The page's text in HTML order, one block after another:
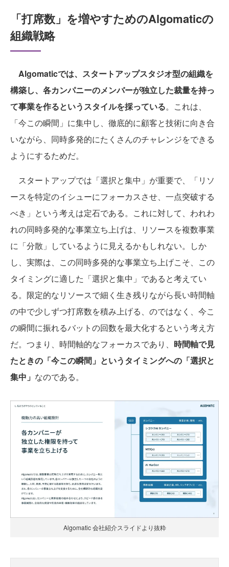
「打席数」を増やすためのAlgomaticの
組織戦略
Algomaticでは、スタートアップスタジオ型の組織を
構築し、各カンパニーのメンバーが独立した裁量を持っ
て事業を作るというスタイルを採っている。これは、
「今この瞬間」に集中し、徹底的に顧客と技術に向き合
いながら、同時多発的にたくさんのチャレンジをできる
ようにするためだ。
スタートアップでは「選択と集中」が重要で、「リソ
ースを特定のイシューにフォーカスさせ、一点突破する
べき」という考えは定石である。これに対して、われわ
れの同時多発的な事業立ち上げは、リソースを複数事業
に「分散」しているように見えるかもしれない。しか
し、実際は、この同時多発的な事業立ち上げこそ、この
タイミングに適した「選択と集中」であると考えてい
る。限定的なリソースで細く生き残りながら長い時間軸
の中で少しずつ打席数を積み上げる、のではなく、今こ
の瞬間に振れるバットの回数を最大化するという考え方
だ。つまり、時間軸的なフォーカスであり、 時間軸で見
たときの「今この瞬間」というタイミングへの「選択と
集中」 なのである。
Algomatic 会社紹介スライドより抜粋